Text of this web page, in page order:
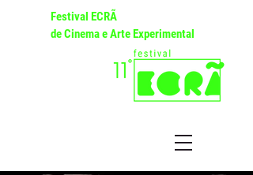
Festival ECRÃ
de Cinema e Arte Experimental